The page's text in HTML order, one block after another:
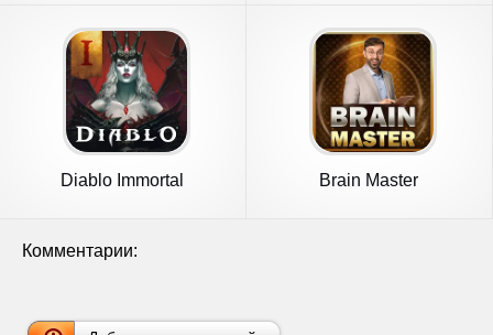
Diablo Immortal Brain Master
Комментарии: